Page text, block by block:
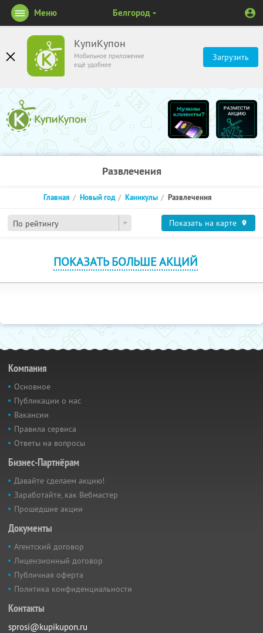
КупиКупон
Мобильное приложение
ещё удобнее
Загрузить
Меню Белгород
Развлечения
По рейтингу
Главная Новый год Каникулы Развлечения
Показать на карте
ПОКАЗАТЬ БОЛЬШЕ АКЦИЙ
Компания
Основное
Публикации о нас
Вакансии
Правила сервиса
Ответы на вопросы
Бизнес-Партнёрам
Давайте сделаем акцию!
Заработайте, как Вебмастер
Прошедшие акции
Документы
Агентский договор
Лицензионный договор
Публичная оферта
Политика конфиденциальности
Контакты
sprosi@kupikupon.ru